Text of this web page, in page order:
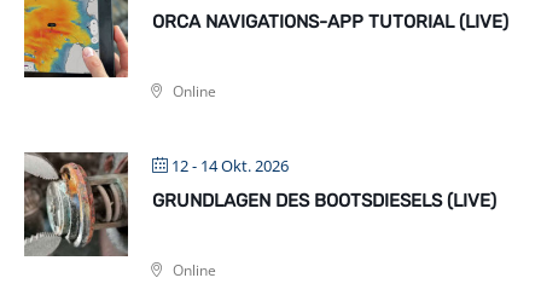
ORCA NAVIGATIONS-APP TUTORIAL (LIVE)
Online
12 - 14 Okt. 2026
GRUNDLAGEN DES BOOTSDIESELS (LIVE)
Online